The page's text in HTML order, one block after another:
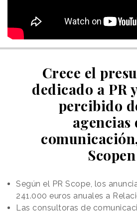
Crece el
dedicado a PR
percibido
agencias
Scopen
Según el PR Scope, los
241.000 euros anuales a
Las consultoras de